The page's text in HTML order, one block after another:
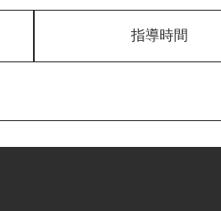
指導時間